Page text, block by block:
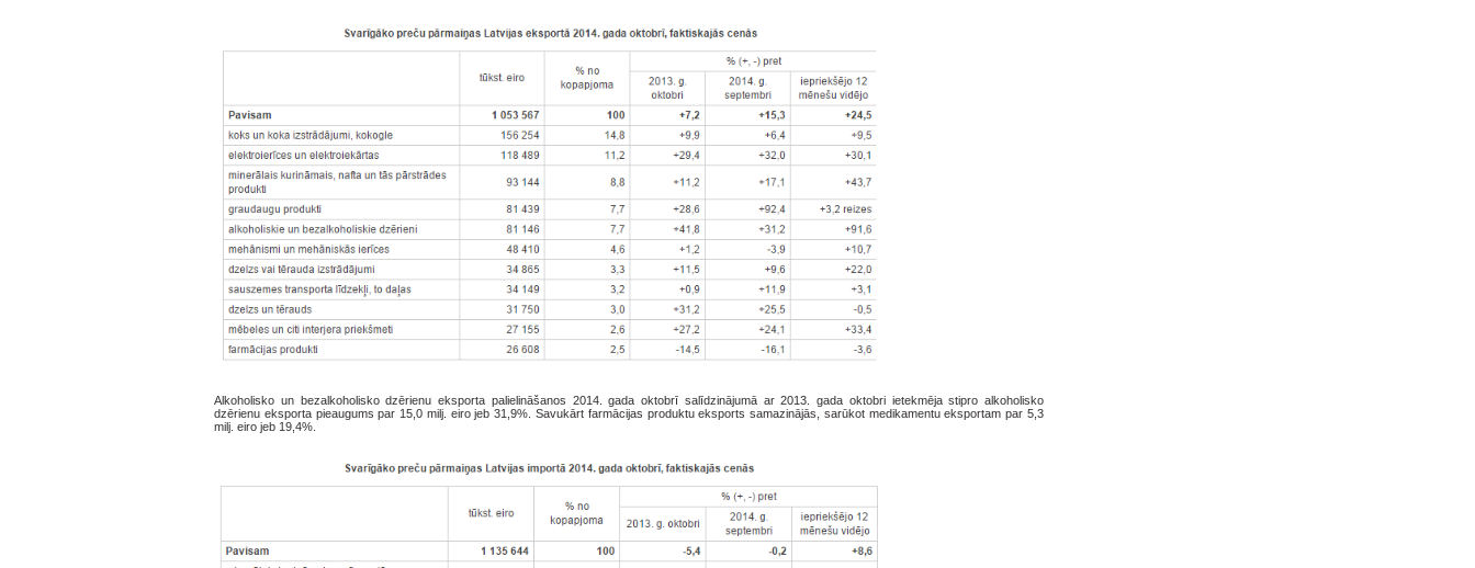
Alkoholisko un bezalkoholisko dzērienu eksporta palielināšanos 2014. gada oktobrī salīdzinājumā ar 2013. gada oktobri ietekmēja stipro alkoholisko
dzērienu eksporta pieaugums par 15,0 milj. eiro jeb 31,9%. Savukārt farmācijas produktu eksports samazinājās, sarūkot medikamentu eksportam par 5,3
milj. eiro jeb 19,4%.